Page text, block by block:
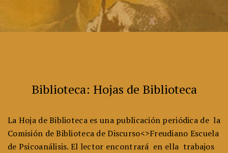
Biblioteca: Hojas de Biblioteca
La Hoja de Biblioteca es una publicación periódica de la
Comisión de Biblioteca de Discurso<>Freudiano Escuela
de Psicoanálisis. El lector encontrará en ella trabajos